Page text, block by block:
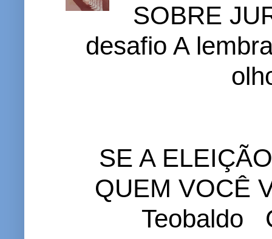
SOBRE
desafio A
SE A
QUEM VOCÊ
Teobaldo